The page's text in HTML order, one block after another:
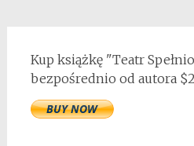
Kup książkę "Teatr
bezpośrednio od autora